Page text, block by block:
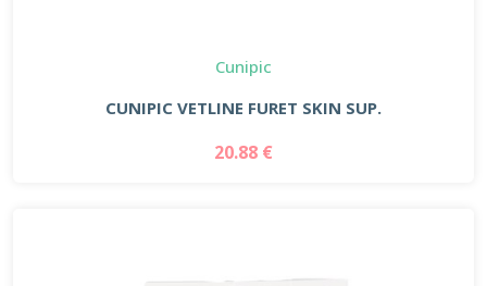
Cunipic
CUNIPIC VETLINE FURET SKIN SUP.
20.88 €